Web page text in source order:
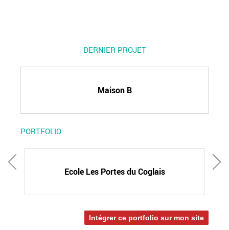
DERNIER PROJET
Maison B
PORTFOLIO
Ecole Les Portes du Coglais
Intégrer ce portfolio sur mon site